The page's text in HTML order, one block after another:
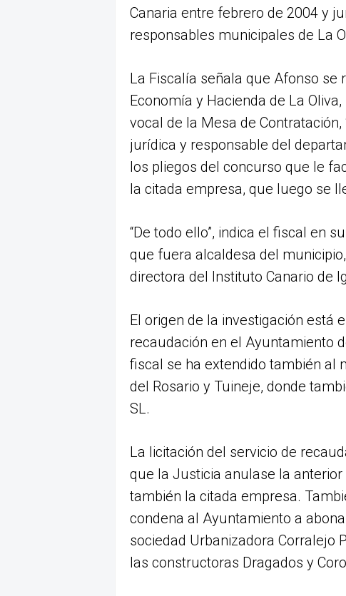
Canaria entre febrero de 2004 y
responsables municipales de La
La Fiscalía señala que Afonso se
Economía y Hacienda de La
vocal de la Mesa de
jurídica y responsable del
los pliegos del concurso que le
la citada empresa, que luego se
“De todo ello”, indica el fiscal en
que fuera alcaldesa del
directora del Instituto Canario de
El origen de la investigación está
recaudación en el Ayuntamiento
fiscal se ha extendido también al
del Rosario y Tuineje, donde
SL.
La licitación del servicio de
que la Justicia anulase la
también la citada empresa.
condena al Ayuntamiento a
sociedad Urbanizadora Corralejo
las constructoras Dragados y